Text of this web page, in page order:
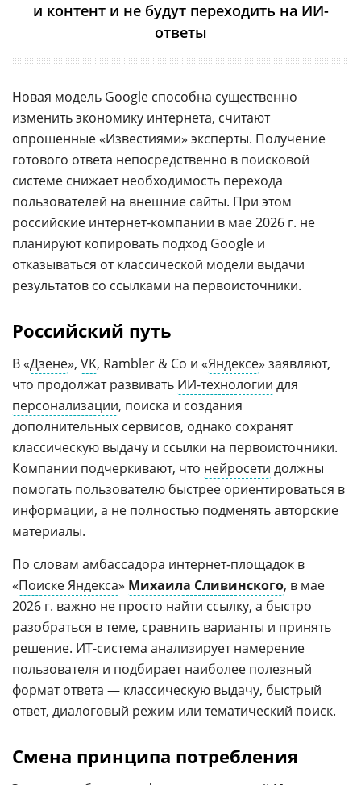
и контент и не будут переходить на ИИ-
ответы
Новая модель Google способна существенно
изменить экономику интернета, считают
опрошенные «Известиями» эксперты. Получение
готового ответа непосредственно в поисковой
системе снижает необходимость перехода
пользователей на внешние сайты. При этом
российские интернет-компании в мае 2026 г. не
планируют копировать подход Google и
отказываться от классической модели выдачи
результатов со ссылками на первоисточники.
Российский путь
В «Дзене», VK, Rambler & Co и «Яндексе» заявляют,
что продолжат развивать ИИ-технологии для
персонализации, поиска и создания
дополнительных сервисов, однако сохранят
классическую выдачу и ссылки на первоисточники.
Компании подчеркивают, что нейросети должны
помогать пользователю быстрее ориентироваться в
информации, а не полностью подменять авторские
материалы.
По словам амбассадора интернет-площадок в
«Поиске Яндекса» Михаила Сливинского, в мае
2026 г. важно не просто найти ссылку, а быстро
разобраться в теме, сравнить варианты и принять
решение. ИТ-система анализирует намерение
пользователя и подбирает наиболее полезный
формат ответа — классическую выдачу, быстрый
ответ, диалоговый режим или тематический поиск.
Смена принципа потребления